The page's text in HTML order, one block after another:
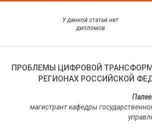
У данной статьи нет
дипломов
ПРОБЛЕМЫ ЦИФРОВОЙ
РЕГИОНАХ РОССИЙСКОЙ
магистрант кафедры